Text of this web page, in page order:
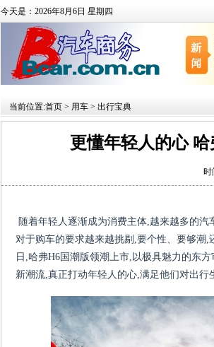
今天是：2026年8月6日 星期四
当前位置:首页 > 用车 > 出行宝典
更懂年轻人的心
时
随着年轻人逐渐成为消费主体,越来越多的
对于购车的要求越来越挑剔,要个性、要够潮
日,哈弗H6国潮版领潮上市,以极具魅力的东
新潮流,真正打动年轻人的心,满足他们对出行